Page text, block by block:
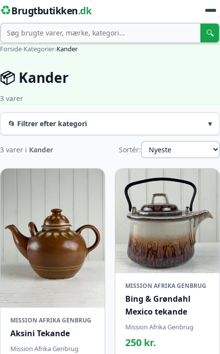
♻️Brugtbutikken.dk
Søg 🔍
Forside›Kategorier›Kander
📦 Kander
3 varer
📂 Filtrer efter kategori ▾
3 varer i Kander Sortér:
MISSION AFRIKA GENBRUG
Aksini Tekande
Mission Afrika Genbrug
MISSION AFRIKA GENBRUG
Bing & Grøndahl
Mexico tekande
Mission Afrika Genbrug
250 kr.